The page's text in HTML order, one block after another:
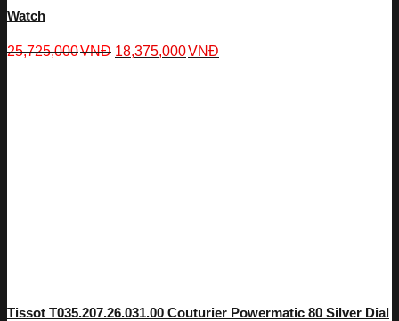
Watch
25,725,000VNĐ 18,375,000VNĐ
Tissot T035.207.26.031.00 Couturier Powermatic 80 Silver Dial